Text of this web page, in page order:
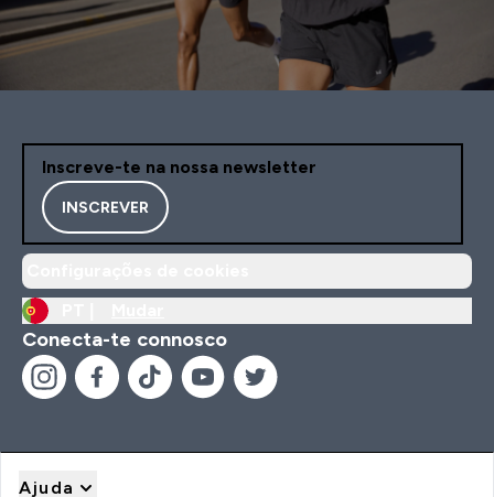
Inscreve-te na nossa newsletter
INSCREVER
Conecta-te connosco
Ajuda